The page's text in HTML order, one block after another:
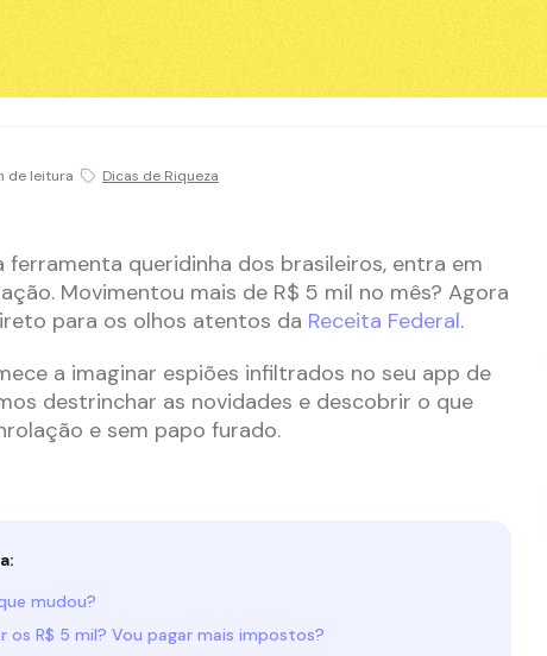
de leitura Dicas de Riqueza
ferramenta queridinha dos brasileiros, entra em
Movimentou mais de R$ 5 mil no mês? Agora
para os olhos atentos da Receita Federal.
a imaginar espiões infiltrados no seu app de
destrinchar as novidades e descobrir o que
e sem papo furado.
mudou?
os R$ 5 mil? Vou pagar mais impostos?